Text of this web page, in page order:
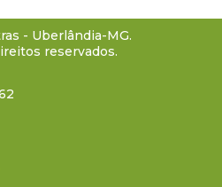
- Uberlândia-MG.
reservados.